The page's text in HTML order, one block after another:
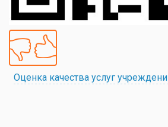
Оценка качества услуг